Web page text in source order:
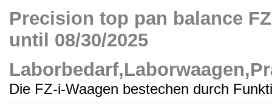
Precision top pan balance
until 08/30/2025
Die FZ-i-Waagen bestechen durch